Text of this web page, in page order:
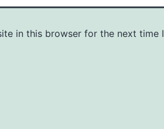
in this browser for the next time I